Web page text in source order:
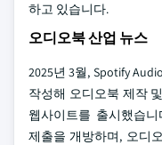
하고 있습니다.
오디오북 산업 뉴스
2025년 3월, Spotify
작성해 오디오북 제작
웹사이트를 출시했습
제출을 개방하며, 오디